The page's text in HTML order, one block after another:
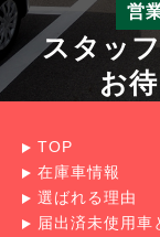
営
スタッ
お
TOP
在庫車情報
選ばれる理由
届出済未使用車